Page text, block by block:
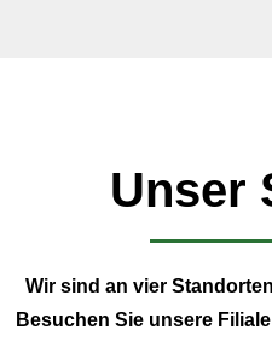
Unser
Wir sind an vier
Besuchen Sie unsere